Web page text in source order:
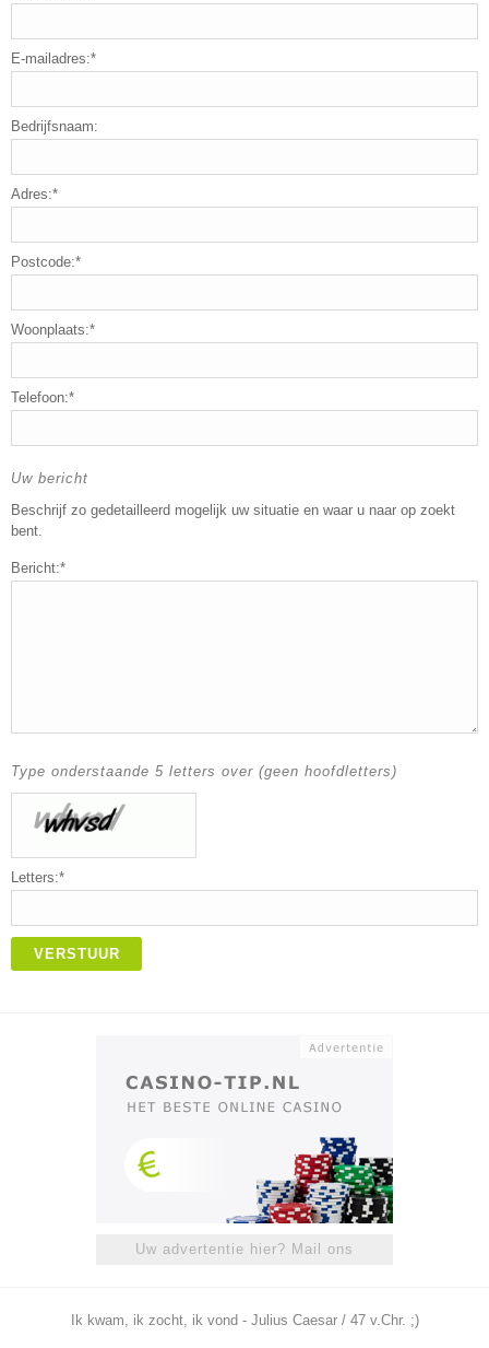
E-mailadres:*
Bedrijfsnaam:
Adres:*
Postcode:*
Woonplaats:*
Telefoon:*
Uw bericht
Beschrijf zo gedetailleerd mogelijk uw situatie en waar u naar op zoekt
bent.
Bericht:*
Type onderstaande 5 letters over (geen hoofdletters)
Letters:*
VERSTUUR
Uw advertentie hier? Mail ons
Ik kwam, ik zocht, ik vond - Julius Caesar / 47 v.Chr. ;)